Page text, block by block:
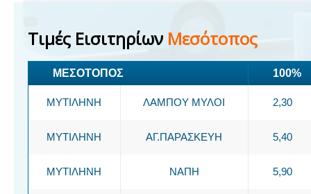
Τιμές Εισιτηρίων Μεσότοπος
ΜΕΣΟΤΟΠΟΣ 100%
ΜΥΤΙΛΗΝΗ ΛΑΜΠΟΥ ΜΥΛΟΙ 2,30
ΜΥΤΙΛΗΝΗ ΑΓ.ΠΑΡΑΣΚΕΥΗ 5,40
ΜΥΤΙΛΗΝΗ ΝΑΠΗ 5,90